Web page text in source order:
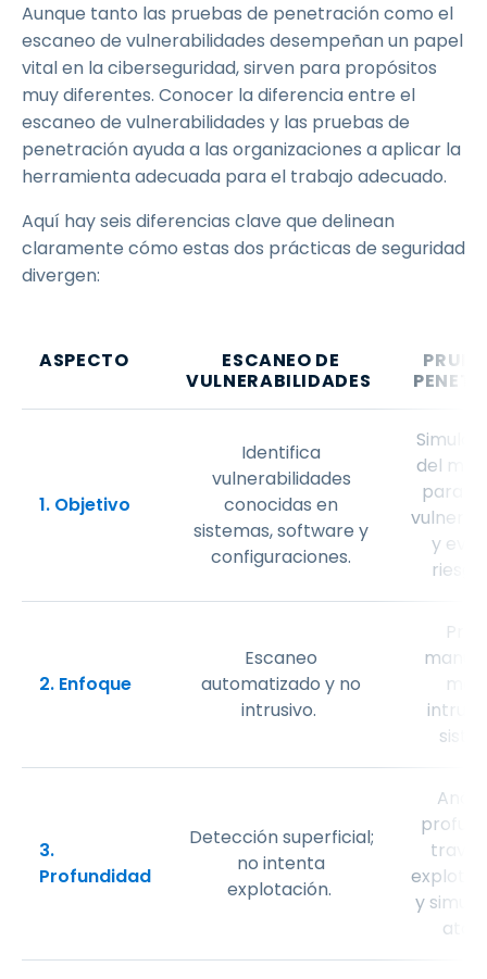
Aunque tanto las pruebas de penetración como el
escaneo de vulnerabilidades desempeñan un papel
vital en la ciberseguridad, sirven para propósitos
muy diferentes. Conocer la diferencia entre el
escaneo de vulnerabilidades y las pruebas de
penetración ayuda a las organizaciones a aplicar la
herramienta adecuada para el trabajo adecuado.
Aquí hay seis diferencias clave que delinean
claramente cómo estas dos prácticas de seguridad
divergen:
ASPECTO
ESCANEO DE
VULNERABILIDADES
1. Objetivo
Identifica
vulnerabilidades
conocidas en
sistemas, software y
configuraciones.
Simula
del
para
y
2. Enfoque
Escaneo
automatizado y no
intrusivo.
3.
Profundidad
Detección superficial;
no intenta
explotación.
y